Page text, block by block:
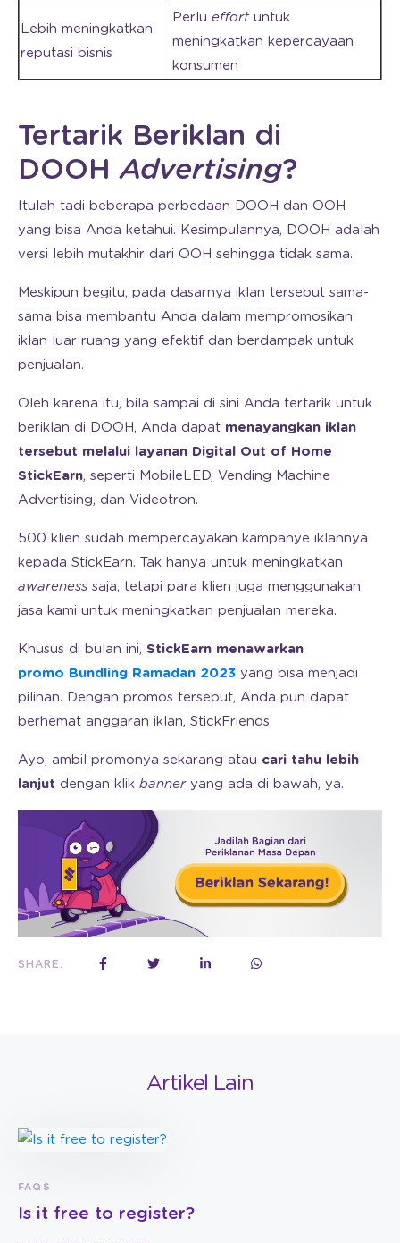
Lebih meningkatkan
reputasi bisnis
Perlu effortuntuk
meningkatkan kepercayaan
konsumen
Tertarik Beriklan di
DOOHAdvertising?
Itulah tadi beberapa perbedaan DOOH dan OOH
yang bisa Anda ketahui. Kesimpulannya, DOOH adalah
versi lebih mutakhir dari OOH sehingga tidak sama.
Meskipun begitu, pada dasarnya iklan tersebut sama-
sama bisa membantu Anda dalam mempromosikan
iklan luar ruang yang efektif dan berdampak untuk
penjualan.
Oleh karena itu, bila sampai di sini Anda tertarik untuk
beriklan di DOOH, Anda dapat menayangkan iklan
tersebut melalui layanan Digital Out of Home
StickEarn, seperti MobileLED, Vending Machine
Advertising, dan Videotron.
500 klien sudah mempercayakan kampanye iklannya
kepada StickEarn. Tak hanya untuk meningkatkan
awareness saja, tetapi para klien juga menggunakan
jasa kami untuk meningkatkan penjualan mereka.
Khusus di bulan ini, StickEarn menawarkan
promo Bundling Ramadan 2023 yang bisa menjadi
pilihan. Dengan promos tersebut, Anda pun dapat
berhemat anggaran iklan, StickFriends.
Ayo, ambil promonya sekarang atau cari tahu lebih
lanjut dengan klik banneryang ada di bawah, ya.
SHARE:
Artikel Lain
FAQS
Is it free to register?